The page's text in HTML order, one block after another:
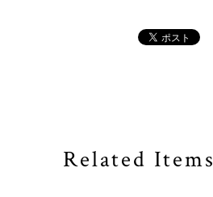
Related Items